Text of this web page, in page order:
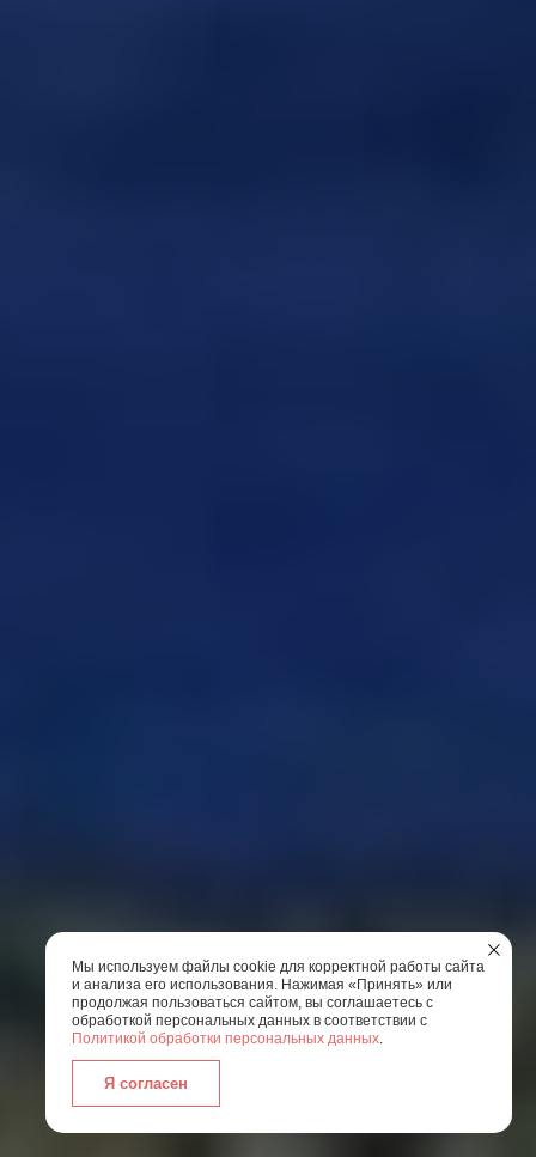
Мы используем файлы cookie для корректной работы сайта
и анализа его использования. Нажимая «Принять» или
продолжая пользоваться сайтом, вы соглашаетесь с
обработкой персональных данных в соответствии с
Политикой обработки персональных данных.
Я согласен